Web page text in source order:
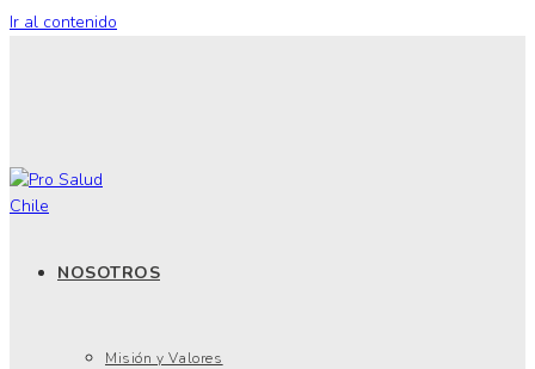
Ir al contenido
NOSOTROS
Misión y Valores